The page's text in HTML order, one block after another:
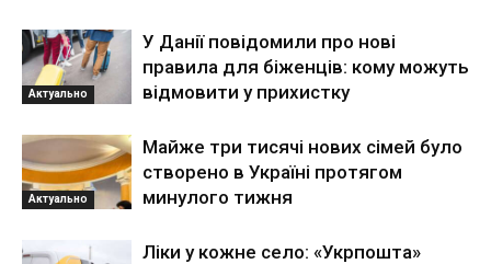
Актуально
У Данії повідомили про нові
правила для біженців: кому можуть
відмовити у прихистку
Актуально
Майже три тисячі нових сімей було
створено в Україні протягом
минулого тижня
Ліки у кожне село: «Укрпошта»